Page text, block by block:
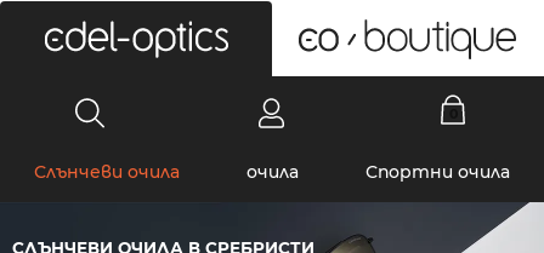
Слънчеви очила очила Спортни очила
СЛЪНЧЕВИ ОЧИЛА В СРЕБРИСТИ